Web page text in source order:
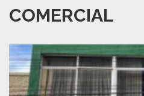
COMERCIAL